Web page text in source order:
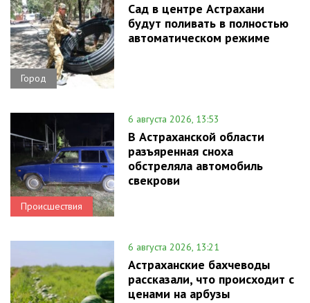
Город
Сад в центре Астрахани
будут поливать в полностью
автоматическом режиме
Происшествия
6 августа 2026, 13:53
В Астраханской области
разъяренная сноха
обстреляла автомобиль
свекрови
6 августа 2026, 13:21
Астраханские бахчеводы
рассказали, что происходит с
ценами на арбузы